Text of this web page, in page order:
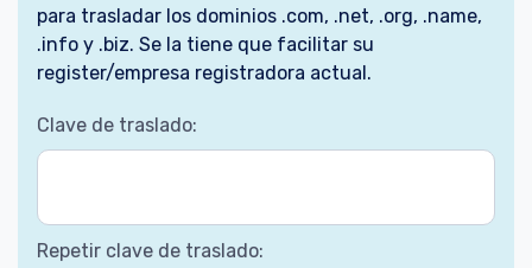
para trasladar los dominios .com, .net, .org, .name,
.info y .biz. Se la tiene que facilitar su
register/empresa registradora actual.
Clave de traslado:
Repetir clave de traslado: